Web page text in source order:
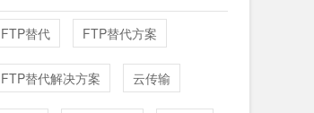
FTP替代 FTP替代方案
FTP替代解决方案 云传输